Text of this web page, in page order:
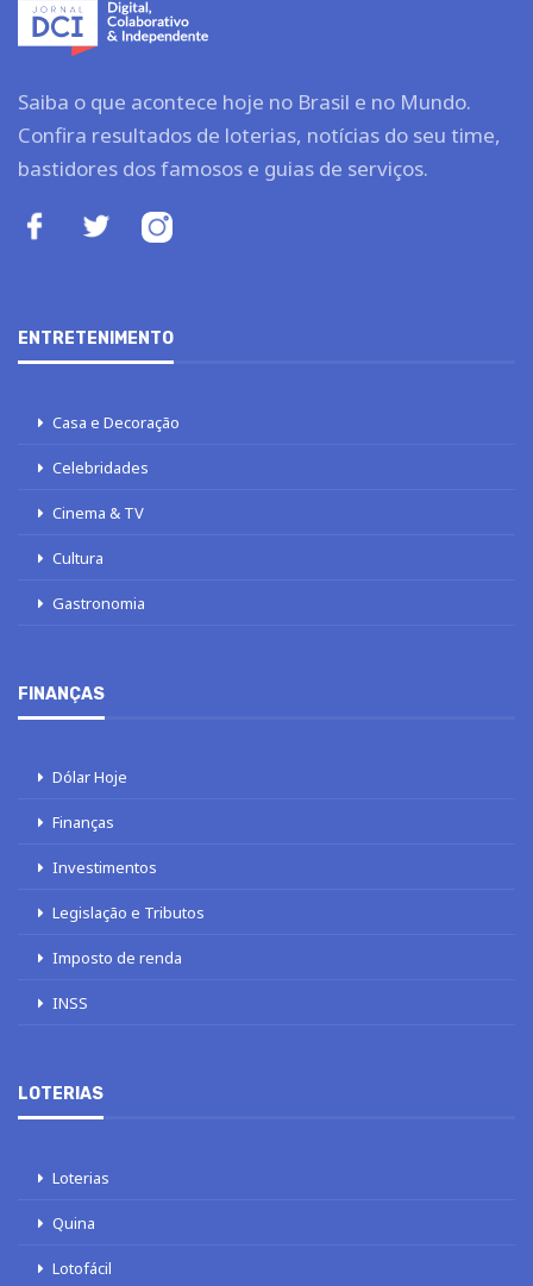
Saiba o que acontece hoje no Brasil e no Mundo.
Confira resultados de loterias, notícias do seu time,
bastidores dos famosos e guias de serviços.
ENTRETENIMENTO
Casa e Decoração
Celebridades
Cinema & TV
Cultura
Gastronomia
FINANÇAS
Dólar Hoje
Finanças
Investimentos
Legislação e Tributos
Imposto de renda
INSS
LOTERIAS
Loterias
Quina
Lotofácil